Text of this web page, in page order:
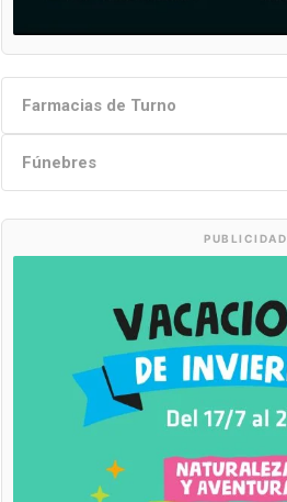
Farmacias de Turno
Fúnebres
PUBLICIDAD